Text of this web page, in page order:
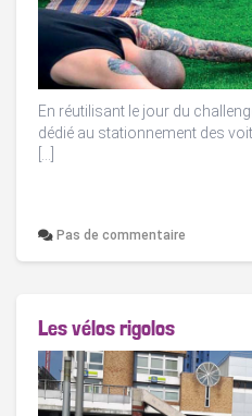
En réutilisant le jour du
dédié au stationnement des
Pas de commentaire
Les vélos rigolos